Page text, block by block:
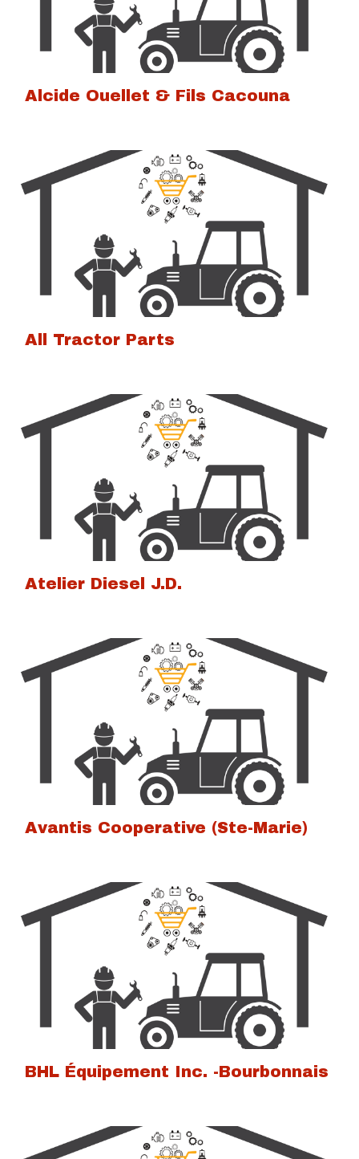
Alcide Ouellet & Fils Cacouna
All Tractor Parts
Atelier Diesel J.D.
Avantis Cooperative (Ste-Marie)
BHL Équipement Inc. -Bourbonnais